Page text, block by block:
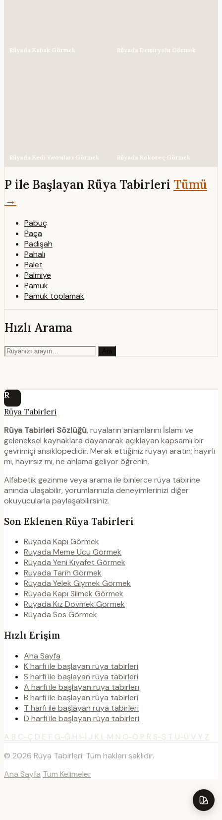
Rüyada Kabak Görmek Rüyada Demiryolu Görmek
Rüyada Kedi Yavruları Görmek Rüyada Kokoreç Görmek
P ile Başlayan Rüya Tabirleri Tümü
→
Pabuç
Paça
Padişah
Pahalı
Palet
Palmiye
Pamuk
Pamuk toplamak
Hızlı Arama
Ara
R
Rüya Tabirleri
Rüya Tabirleri Sözlüğü, rüyaların anlamlarını İslami ve
geleneksel kaynaklara dayanarak açıklayan kapsamlı bir
çevrimiçi ansiklopedidir. Merak ettiğiniz rüyayı aratın; hayırlı
mı, hayırsız mı, ne anlama geliyor öğrenin.
Alfabetik gezinme veya arama ile binlerce rüya tabirine
anında ulaşabilir, yorumlarınızla deneyimlerinizi diğer
okuyucularla paylaşabilirsiniz.
Son Eklenen Rüya Tabirleri
Rüyada Kapı Görmek
Rüyada Meme Ucu Görmek
Rüyada Yeni Kıyafet Görmek
Rüyada Tarih Görmek
Rüyada Yelek Giymek Görmek
Rüyada Kapı Silmek Görmek
Rüyada Kız Dövmek Görmek
Rüyada Sos Görmek
Hızlı Erişim
Ana Sayfa
K harfi ile başlayan rüya tabirleri
S harfi ile başlayan rüya tabirleri
A harfi ile başlayan rüya tabirleri
B harfi ile başlayan rüya tabirleri
T harfi ile başlayan rüya tabirleri
D harfi ile başlayan rüya tabirleri
A B C-Ç D E F G-Ğ H I-İ J K L M N O-Ö P R S-Ş T U-Ü V Y Z
© 2026 Rüya Tabirleri. Tüm hakları saklıdır.
Ana Sayfa Tüm Kelimeler